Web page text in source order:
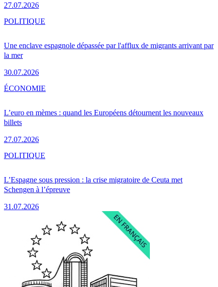
27.07.2026
Une enclave espagnole dépassée par l'afflux de migrants arrivant par
la mer
30.07.2026
POLITIQUE
L’euro en mèmes : quand les Européens détournent les nouveaux
billets
27.07.2026
ÉCONOMIE
L’Espagne sous pression : la crise migratoire de Ceuta met
Schengen à l’épreuve
31.07.2026
POLITIQUE